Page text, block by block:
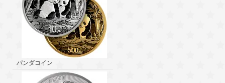
パンダコイン